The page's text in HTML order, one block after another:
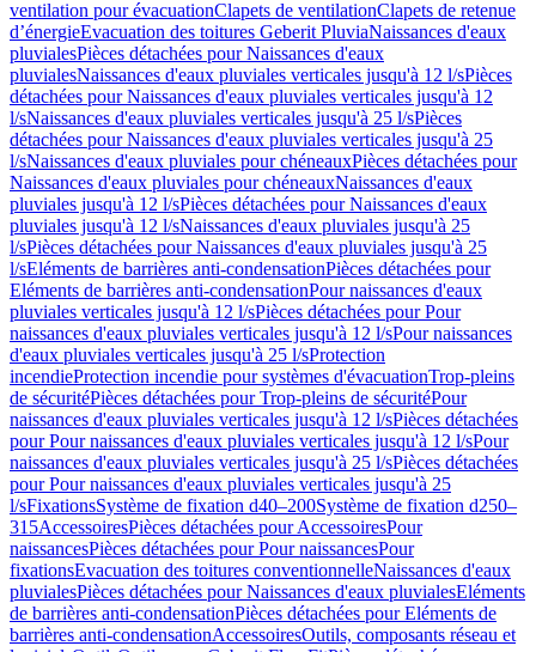
ventilation pour évacuationClapets de ventilationClapets de retenue
d’énergieEvacuation des toitures Geberit PluviaNaissances d'eaux
pluvialesPièces détachées pour Naissances d'eaux
pluvialesNaissances d'eaux pluviales verticales jusqu'à 12 l/sPièces
détachées pour Naissances d'eaux pluviales verticales jusqu'à 12
l/sNaissances d'eaux pluviales verticales jusqu'à 25 l/sPièces
détachées pour Naissances d'eaux pluviales verticales jusqu'à 25
l/sNaissances d'eaux pluviales pour chéneauxPièces détachées pour
Naissances d'eaux pluviales pour chéneauxNaissances d'eaux
pluviales jusqu'à 12 l/sPièces détachées pour Naissances d'eaux
pluviales jusqu'à 12 l/sNaissances d'eaux pluviales jusqu'à 25
l/sPièces détachées pour Naissances d'eaux pluviales jusqu'à 25
l/sEléments de barrières anti-condensationPièces détachées pour
Eléments de barrières anti-condensationPour naissances d'eaux
pluviales verticales jusqu'à 12 l/sPièces détachées pour Pour
naissances d'eaux pluviales verticales jusqu'à 12 l/sPour naissances
d'eaux pluviales verticales jusqu'à 25 l/sProtection
incendieProtection incendie pour systèmes d'évacuationTrop-pleins
de sécuritéPièces détachées pour Trop-pleins de sécuritéPour
naissances d'eaux pluviales verticales jusqu'à 12 l/sPièces détachées
pour Pour naissances d'eaux pluviales verticales jusqu'à 12 l/sPour
naissances d'eaux pluviales verticales jusqu'à 25 l/sPièces détachées
pour Pour naissances d'eaux pluviales verticales jusqu'à 25
l/sFixationsSystème de fixation d40–200Système de fixation d250–
315AccessoiresPièces détachées pour AccessoiresPour
naissancesPièces détachées pour Pour naissancesPour
fixationsEvacuation des toitures conventionnelleNaissances d'eaux
pluvialesPièces détachées pour Naissances d'eaux pluvialesEléments
de barrières anti-condensationPièces détachées pour Eléments de
barrières anti-condensationAccessoiresOutils, composants réseau et